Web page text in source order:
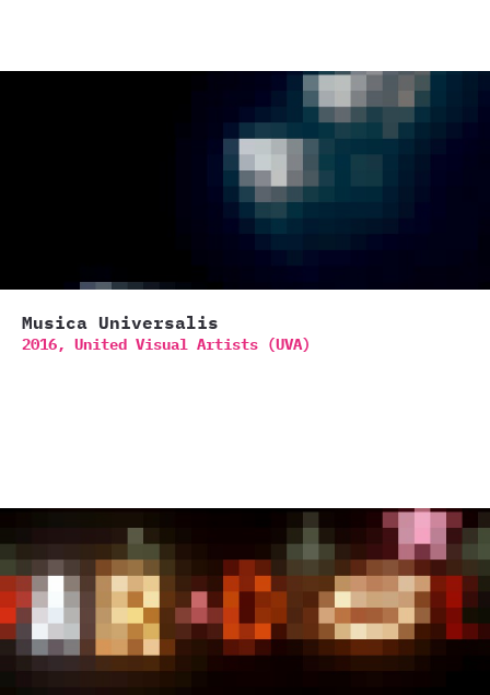
Musica Universalis
2016, United Visual Artists (UVA)